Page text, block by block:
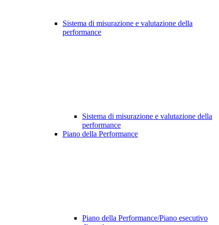
Sistema di misurazione e valutazione della
performance
Sistema di misurazione e valutazione della
performance
Piano della Performance
Piano della Performance/Piano esecutivo